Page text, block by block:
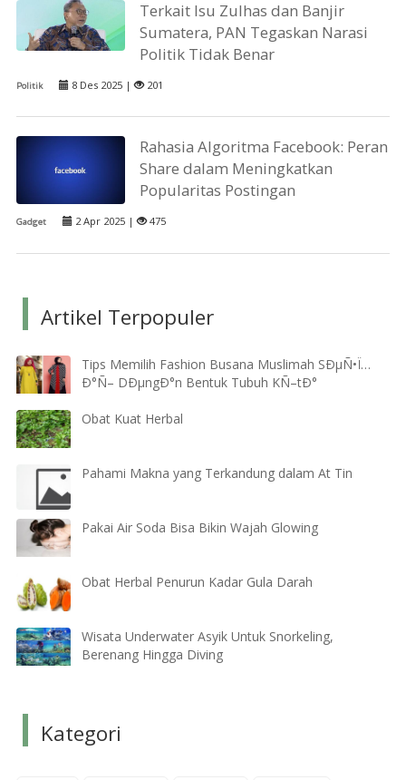
Terkait Isu Zulhas dan Banjir
Sumatera, PAN Tegaskan Narasi
Politik Tidak Benar
Politik 8 Des 2025 | 201
Rahasia Algoritma Facebook: Peran
Share dalam Meningkatkan
Popularitas Postingan
Gadget 2 Apr 2025 | 475
Artikel Terpopuler
Tips Memilih Fashion Busana Muslimah SÐµÑ•Ï…
Ð°Ñ– DÐµngÐ°n Bentuk Tubuh KÑ–tÐ°
Obat Kuat Herbal
Pahami Makna yang Terkandung dalam At Tin
Pakai Air Soda Bisa Bikin Wajah Glowing
Obat Herbal Penurun Kadar Gula Darah
Wisata Underwater Asyik Untuk Snorkeling,
Berenang Hingga Diving
Kategori